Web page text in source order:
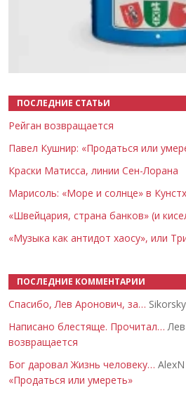
ПОСЛЕДНИЕ СТАТЬИ
Рейган возвращается
Павел Кушнир: «Продаться или
Краски Матисса, линии Сен-Лорана
Марисоль: «Море и солнце» в
«Швейцария, страна банков» (и
«Музыка как антидот хаосу», или
ПОСЛЕДНИЕ КОММЕНТАРИИ
Спасибо, Лев Аронович, за…
Написано блестяще. Прочитал…
возвращается
Бог даровал Жизнь человеку…
«Продаться или умереть»